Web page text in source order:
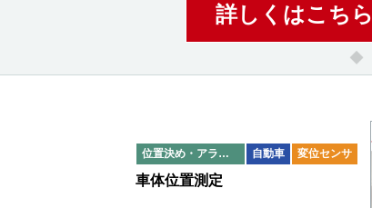
詳しくはこちら
位置決め・アライメント 自動車 変位センサ
車体位置測定